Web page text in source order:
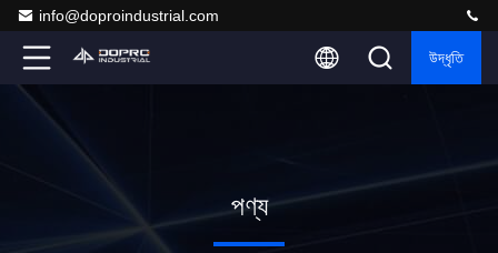
info@doproindustrial.com
উদ্ধৃতি
পণ্য